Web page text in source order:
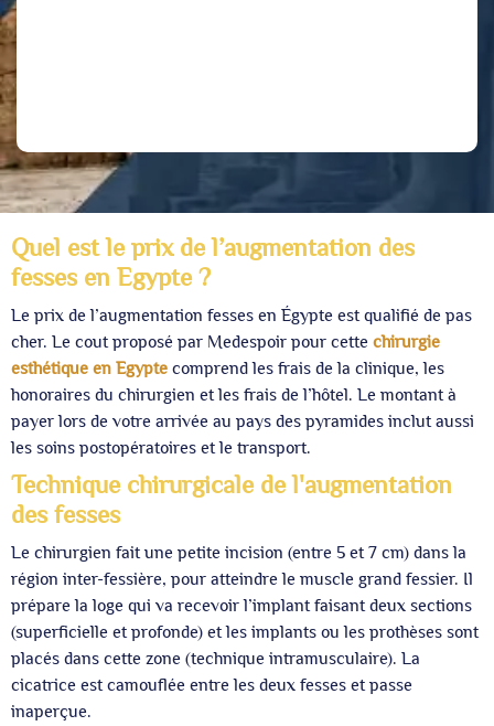
Quel est le prix de l’augmentation des
fesses en Egypte ?
Le prix de l’augmentation fesses en Égypte est qualifié de pas
cher. Le cout proposé par Medespoir pour cette chirurgie
esthétique en Egypte comprend les frais de la clinique, les
honoraires du chirurgien et les frais de l’hôtel. Le montant à
payer lors de votre arrivée au pays des pyramides inclut aussi
les soins postopératoires et le transport.
Technique chirurgicale de l'augmentation
des fesses
Le chirurgien fait une petite incision (entre 5 et 7 cm) dans la
région inter-fessière, pour atteindre le muscle grand fessier. Il
prépare la loge qui va recevoir l’implant faisant deux sections
(superficielle et profonde) et les implants ou les prothèses sont
placés dans cette zone (technique intramusculaire). La
cicatrice est camouflée entre les deux fesses et passe
inaperçue.